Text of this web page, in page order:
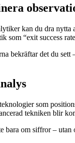
kan du dra
som “exit success
bekräftar det du
som
tekniken blir
bara om siffror – utan